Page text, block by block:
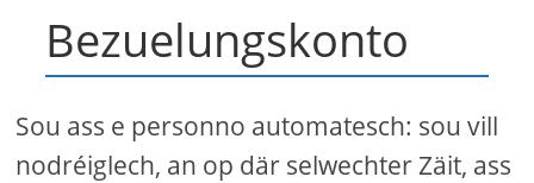
Bezuelungskonto
Sou ass e personno automatesch: sou vill
nodréiglech, an op där selwechter Zäit, ass